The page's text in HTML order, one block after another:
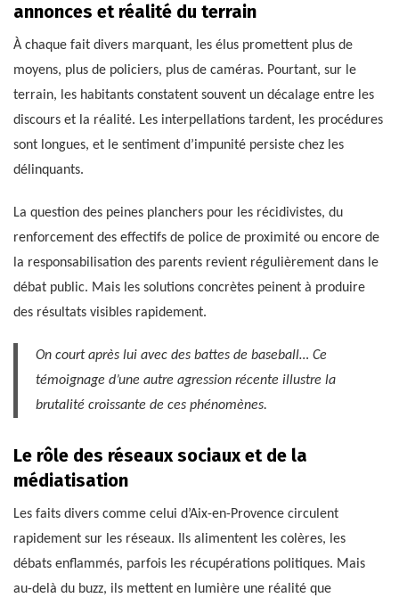
annonces et réalité du terrain
À chaque fait divers marquant, les élus promettent plus de
moyens, plus de policiers, plus de caméras. Pourtant, sur le
terrain, les habitants constatent souvent un décalage entre les
discours et la réalité. Les interpellations tardent, les procédures
sont longues, et le sentiment d’impunité persiste chez les
délinquants.
La question des peines planchers pour les récidivistes, du
renforcement des effectifs de police de proximité ou encore de
la responsabilisation des parents revient régulièrement dans le
débat public. Mais les solutions concrètes peinent à produire
des résultats visibles rapidement.
On court après lui avec des battes de baseball… Ce
témoignage d’une autre agression récente illustre la
brutalité croissante de ces phénomènes.
Le rôle des réseaux sociaux et de la
médiatisation
Les faits divers comme celui d’Aix-en-Provence circulent
rapidement sur les réseaux. Ils alimentent les colères, les
débats enflammés, parfois les récupérations politiques. Mais
au-delà du buzz, ils mettent en lumière une réalité que